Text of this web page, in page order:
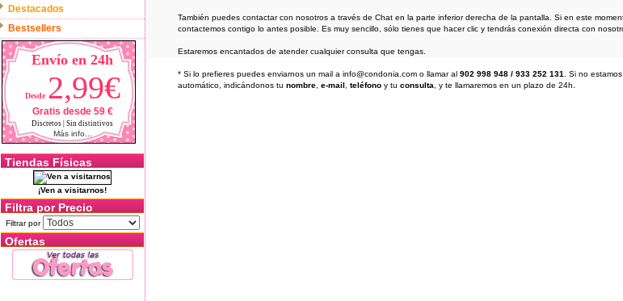
Destacados
Bestsellers
Envío en 24h
Desde 2,99€
Gratis desde 59 €
Discretos | Sin distintivos
Más info...
Tiendas Físicas
¡Ven a visitarnos!
Filtra por Precio
Filtrar por
Ofertas
También puedes contactar con nosotros a través de Chat en la parte inferior derecha de la pantalla. Si en este
contactemos contigo lo antes posible. Es muy sencillo, sólo tienes que hacer clic y tendrás conexión directa con
Estaremos encantados de atender cualquier consulta que tengas.
* Si lo prefieres puedes enviarnos un mail a info@condonia.com o llamar al 902 998 948 / 933 252 131
. Si no
automático, indicándonos tu nombre e-mail teléfono y tu consulta , y te llamaremos en un plazo de 24h.